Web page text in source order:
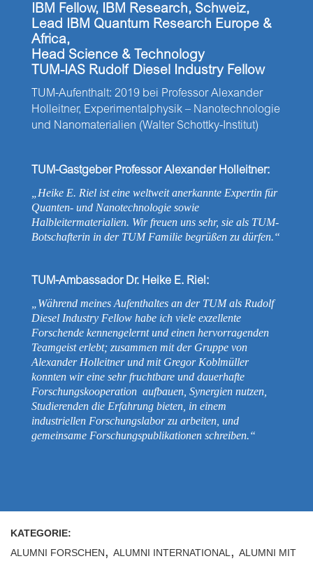
IBM Fellow, IBM Research, Schweiz,
Lead IBM Quantum Research Europe &
Africa,
Head Science & Technology
TUM-IAS Rudolf Diesel Industry Fellow
TUM-Aufenthalt: 2019 bei Professor Alexander
Holleitner, Experimentalphysik – Nanotechnologie
und Nanomaterialien (Walter Schottky-Institut)
TUM-Gastgeber Professor Alexander Holleitner:
„Heike E. Riel ist eine weltweit anerkannte Expertin für
Quanten- und Nanotechnologie sowie
Halbleitermaterialien. Wir freuen uns sehr, sie als TUM-
Botschafterin in der TUM Familie begrüßen zu dürfen.“
TUM-Ambassador Dr. Heike E. Riel:
„Während meines Aufenthaltes an der TUM als Rudolf
Diesel Industry Fellow habe ich viele exzellente
Forschende kennengelernt und einen hervorragenden
Teamgeist erlebt; zusammen mit der Gruppe von
Alexander Holleitner und mit Gregor Koblmüller
konnten wir eine sehr fruchtbare und dauerhafte
Forschungskooperation aufbauen, Synergien nutzen,
Studierenden die Erfahrung bieten, in einem
industriellen Forschungslabor zu arbeiten, und
gemeinsame Forschungspublikationen schreiben.“
KATEGORIE:
ALUMNI FORSCHEN, ALUMNI INTERNATIONAL , ALUMNI MIT